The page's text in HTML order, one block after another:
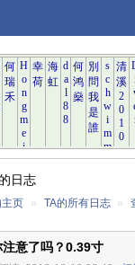
日志
页 » TA的所有日志 »
意了吗？0.39寸